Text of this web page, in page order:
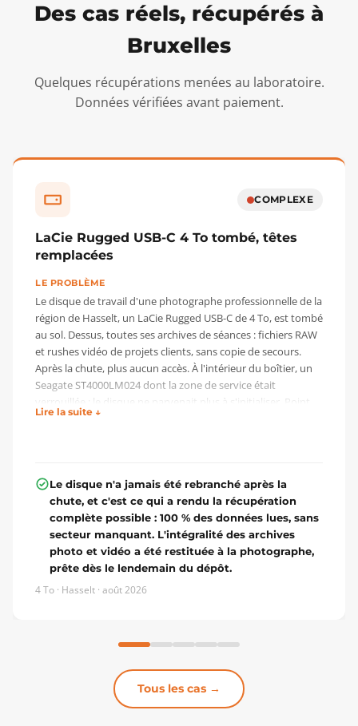
Des cas réels, récupérés à
Bruxelles
Quelques récupérations menées au laboratoire.
Données vérifiées avant paiement.
COMPLEXE
LaCie Rugged USB-C 4 To tombé, têtes
remplacées
LE PROBLÈME
Le disque de travail d'une photographe professionnelle de la
région de Hasselt, un LaCie Rugged USB-C de 4 To, est tombé
au sol. Dessus, toutes ses archives de séances : fichiers RAW
et rushes vidéo de projets clients, sans copie de secours.
Après la chute, plus aucun accès. À l'intérieur du boîtier, un
Seagate ST4000LM024 dont la zone de service était
verrouillée : le disque ne parvenait plus à s'initialiser. Point
décisif : personne n'a tenté de le faire redémarrer. La cliente
Avant toute mise sous tension, ouverture en salle blanche :
le bloc de têtes a été déposé et inspecté au microscope pour
vérifier qu'aucune tête n'était encrassée ni abîmée par la
chute. Les têtes étant propres, elles ont été remontées, et
seulement ensuite le disque a été démarré, sans risque de
rayer les plateaux. Restait la zone de service verrouillée. La
programmateur, déverrouillée sur PC-3000, réécrite puis
du disque, qui contient ses paramètres de fonctionnement)
destructrices dans cet état. Sur Data Extractor, la carte des
têtes a montré lesquelles répondaient encore : les zones
Lire la suite ↓
Le disque n'a jamais été rebranché après la
chute, et c'est ce qui a rendu la récupération
complète possible : 100 % des données lues, sans
secteur manquant. L'intégralité des archives
photo et vidéo a été restituée à la photographe,
prête dès le lendemain du dépôt.
4 To · Hasselt · août 2026
Tous les cas →